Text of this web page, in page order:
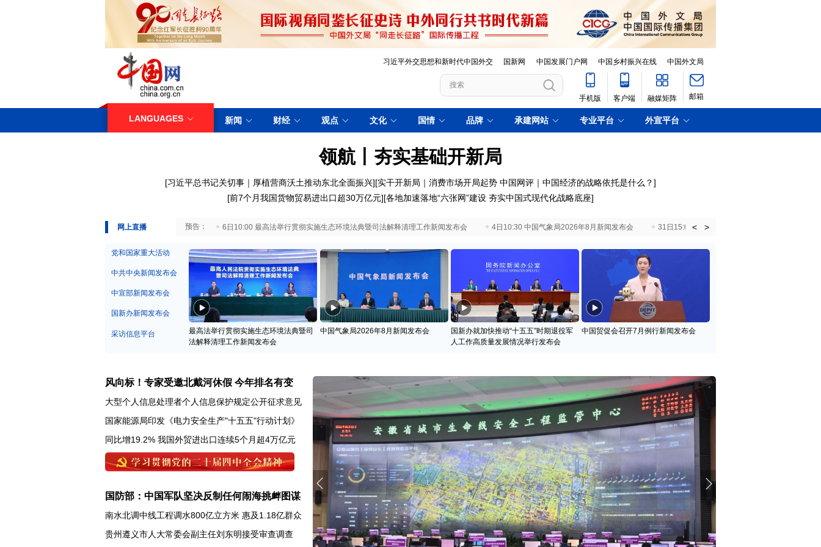
习近平外交思想和新时代中国外交 国新网 中国发展门户网 中国乡村振兴在线 中国外文局
手机版 客户端 融媒矩阵 邮箱
LANGUAGES 新闻 财经 观点 文化 国情 品牌 承建网站 专业平台 外宣平台
领航丨夯实基础开新局
[习近平总书记关切事｜厚植营商沃土推动东北全面振兴][实干开新局｜消费市场开局起势 中国网评｜中国经济的战略依托是什么？]
[前7个月我国货物贸易进出口超30万亿元][各地加速落地“六张网”建设 夯实中国式现代化战略底座]
网上直播
29日10:00 国务院台湾事务办公室7月29日举行新闻发布会 6日10:00 最高法举行贯彻实施生态环境法典暨司法解释清理工作新闻发布会 4日10:30 中国气象局2026年8月新闻发布会 31日15:00 国新办就加快推动“十五五”时期退役
< >
党和国家重大活动
中共中央新闻发布会
中宣部新闻发布会
国新办新闻发布会
采访信息平台
最高法举行贯彻实施生态环境法典暨司
法解释清理工作新闻发布会
中国气象局2026年8月新闻发布会
国新办就加快推动“十五五”时期退役军
人工作高质量发展情况举行发布会
中国贸促会召开7月例行新闻发布会
风向标！专家受邀北戴河休假 今年排名有变
大型个人信息处理者个人信息保护规定公开征求意见
国家能源局印发《电力安全生产"十五五"行动计划》
同比增19.2% 我国外贸进出口连续5个月超4万亿元
国防部：中国军队坚决反制任何闹海挑衅图谋
南水北调中线工程调水800亿立方米 惠及1.18亿群众
贵州遵义市人大常委会副主任刘东明接受审查调查